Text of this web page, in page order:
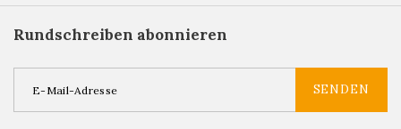
Rundschreiben abonnieren
SENDEN